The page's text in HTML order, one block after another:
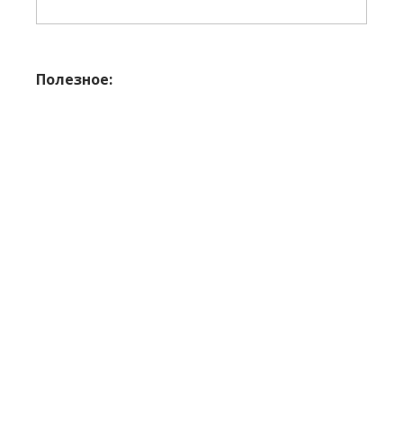
Полезное: